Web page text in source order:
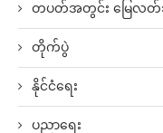
တပတ်အတွင်း မြေလ
တိုက်ပွဲ
နိုင်ငံရေး
ပညာရေး